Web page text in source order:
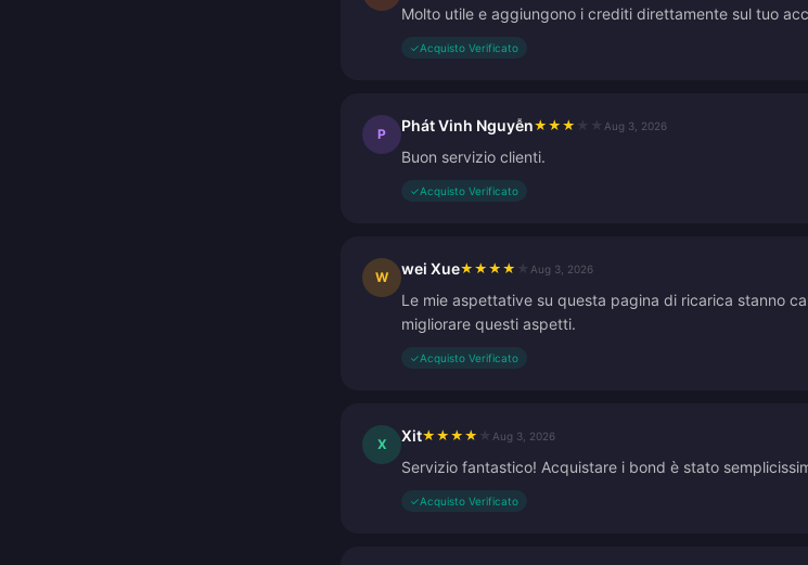
Molto utile e aggiungono i crediti direttamente sul tuo
✓Acquisto Verificato
P Phát Vinh Nguyễn★ ★ ★ Aug 3, 2026
Buon servizio clienti.
✓Acquisto Verificato
W wei Xue★ ★ ★ ★ Aug 3, 2026
Le mie aspettative su questa pagina di ricarica stanno
migliorare questi aspetti.
✓Acquisto Verificato
X Xit★ ★ ★ ★ Aug 3, 2026
Servizio fantastico! Acquistare i bond è stato
✓Acquisto Verificato